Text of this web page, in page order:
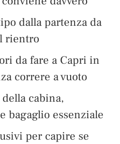
dalla partenza da
rientro
da fare a Capri in
correre a vuoto
cabina,
bagaglio essenziale
per capire se